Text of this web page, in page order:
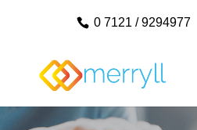
0 7121 / 9294977